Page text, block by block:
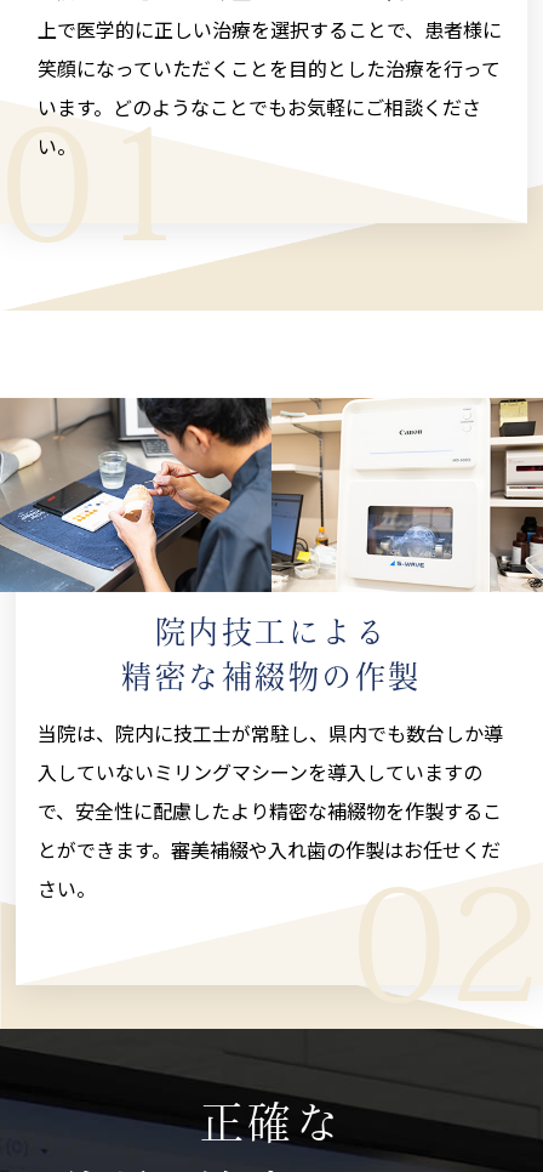
01
上で医学的に正しい治療を選択することで、患者様に
笑顔になっていただくことを目的とした治療を行って
います。どのようなことでもお気軽にご相談くださ
い。
02
院内技工による
精密な補綴物の作製
当院は、院内に技工士が常駐し、県内でも数台しか導
入していないミリングマシーンを導入していますの
で、安全性に配慮したより精密な補綴物を作製するこ
とができます。審美補綴や入れ歯の作製はお任せくだ
さい。
正確な